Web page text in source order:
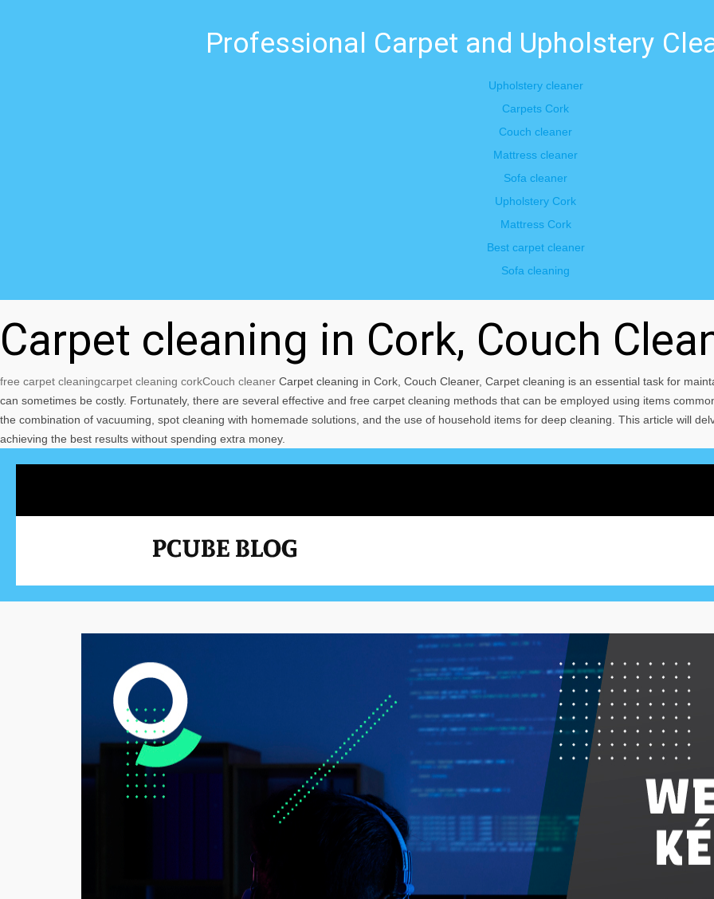
Professional Carpet and Upholstery
Upholstery cleaner
Carpets Cork
Couch cleaner
Mattress cleaner
Sofa cleaner
Upholstery Cork
Mattress Cork
Best carpet cleaner
Sofa cleaning
Carpet cleaning in Cork, Couch
free carpet cleaningcarpet cleaning corkCouch cleaner Carpet cleaning in Cork, Couch Cleaner, Carpet cleaning is an essential task for
can sometimes be costly. Fortunately, there are several effective and free carpet cleaning methods that can be employed using items
the combination of vacuuming, spot cleaning with homemade solutions, and the use of household items for deep cleaning. This article will
achieving the best results without spending extra money.